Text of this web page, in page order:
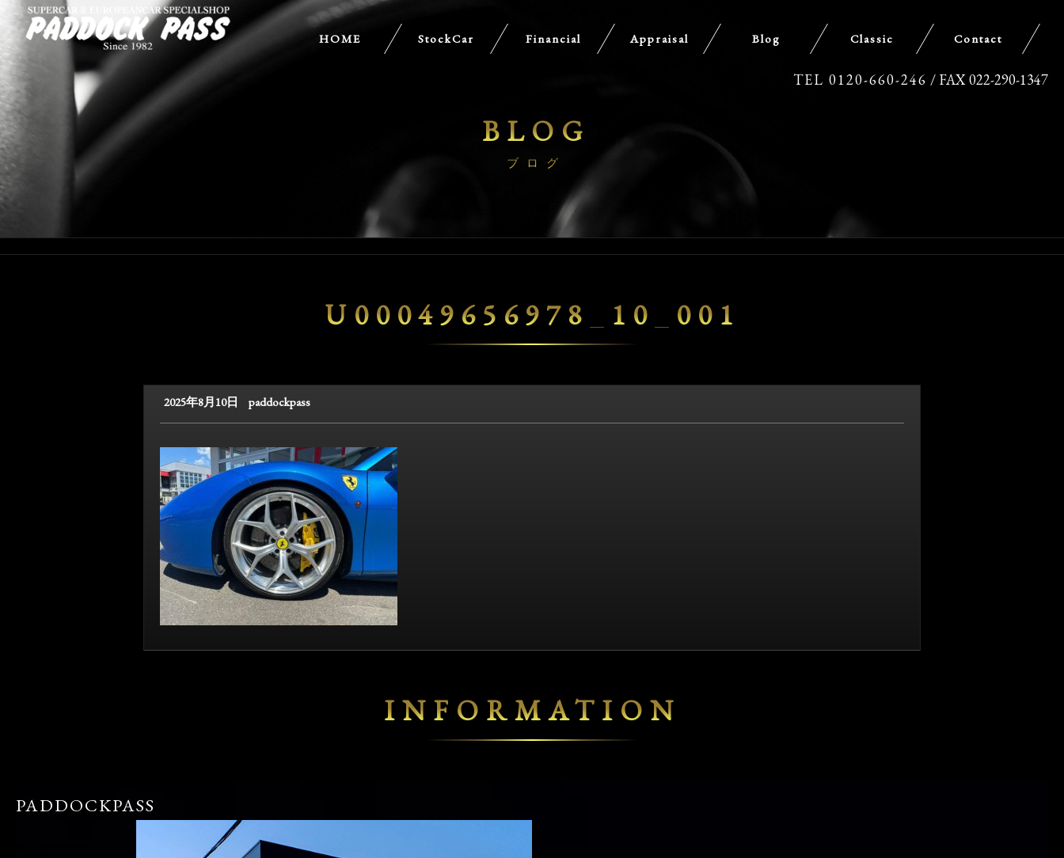
TEL 0120-660-246 / FAX 022-290-1347
HOME StockCar Financial Appraisal Blog Classic Contact
BLOG
ブログ
U00049656978_10_001
2025年8月10日 paddockpass
INFORMATION
PADDOCKPASS